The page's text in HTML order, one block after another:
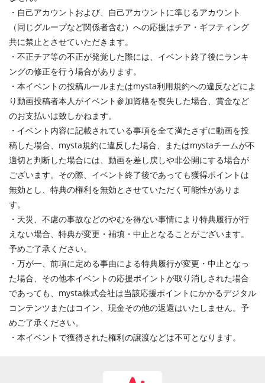
・自己アカウントおよび、自己アカウントに準じるアカウント
（同じグループなど関係者含む）への応援はチア・ギフティング
共に禁止とさせていただきます。
・不正チア等の不正が発覚した際には、イベント終了後にランキ
ングの修正を行う場合があります。
・本イベントの投稿ルールまたはmysta利用規約への違反などによ
り動画投稿者本人がイベント参加資格を喪失した場合、賞金など
のお支払いは致しかねます。
・イベント内容に記載されている事項を全て満たさずに動画を投
稿した場合、mysta規約に違反した場合、またはmystaチームが不
適切と判断した場合には、動画を差し戻しや非公開にする場合が
ございます。その際、イベント終了後であっても獲得ポイントは
無効とし、特典の権利を無効とさせていただく可能性がありま
す。
・天災、不慮の事故などのやむを得ない事情により特典履行が行
えない場合、特典が変更・補填・中止となることがございます。
予めご了承ください。
・万が一、前項に定める事由による特典履行が変更・中止となっ
た場合、その他本イベントの応援ポイントが取り消しされた場合
であっても、mysta株式会社は当該応援ポイントにかかるデジタル
コンテンツまたはコイン、現金その他の返還はいたしません。予
めご了承ください。
・本イベントで獲得された権利の譲渡などは不可となります。